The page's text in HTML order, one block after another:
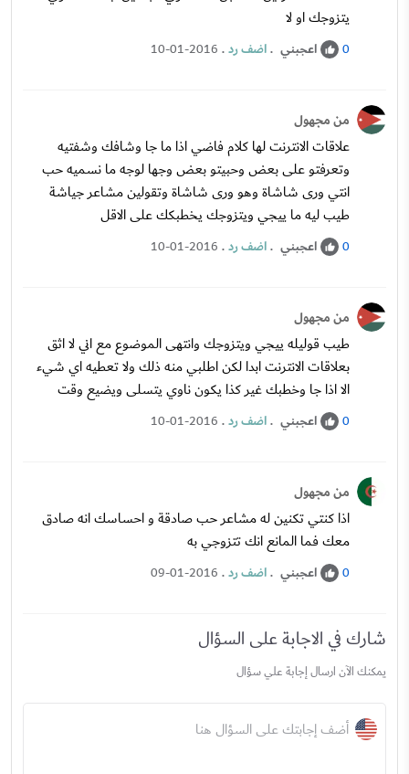
يتزوجك او لا
0 اعجبني .اضف رد.
10-01-2016
من مجهول
علاقات الانترنت لها كلام فاضي اذا ما جا وشافك وشفتيه
وتعرفتو على بعض وحبيتو بعض وجها لوجه ما نسميه حب
انتي ورى شاشاة وهو ورى شاشاة وتقولين مشاعر جياشة
طيب ليه ما ييجي ويتزوجك يخطبكك على الاقل
0 اعجبني .اضف رد.
10-01-2016
من مجهول
طيب قوليله ييجي ويتزوجك وانتهى الموضوع مع اني لا اثق
بعلاقات الانترنت ابدا لكن اطلبي منه ذلك ولا تعطيه اي شيء
الا اذا جا وخطبك غير كذا يكون ناوي يتسلى ويضيع وقت
0 اعجبني .اضف رد.
10-01-2016
من مجهول
اذا كنتي تكنين له مشاعر حب صادقة و احساسك انه صادق
معك فما المانع انك تتزوجي به
0 اعجبني .اضف رد.
09-01-2016
شارك في الاجابة على السؤال
يمكنك الآن ارسال إجابة علي سؤال
أضف إجابتك على السؤال هنا